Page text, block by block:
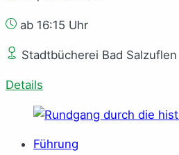
ab 16:15 Uhr
Stadtbücherei Bad Salzuflen
Details
Führung